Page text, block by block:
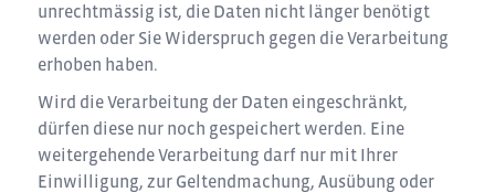
unrechtmässig ist, die Daten nicht länger benötigt
werden oder Sie Widerspruch gegen die Verarbeitung
erhoben haben.
Wird die Verarbeitung der Daten eingeschränkt,
dürfen diese nur noch gespeichert werden. Eine
weitergehende Verarbeitung darf nur mit Ihrer
Einwilligung, zur Geltendmachung, Ausübung oder